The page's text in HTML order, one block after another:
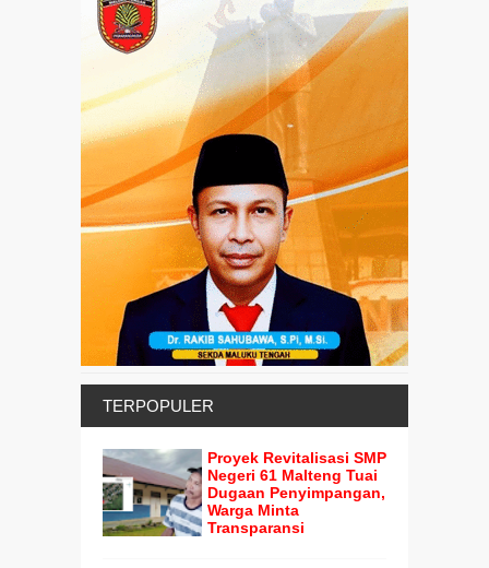
TERPOPULER
Proyek Revitalisasi SMP
Negeri 61 Malteng Tuai
Dugaan Penyimpangan,
Warga Minta
Transparansi